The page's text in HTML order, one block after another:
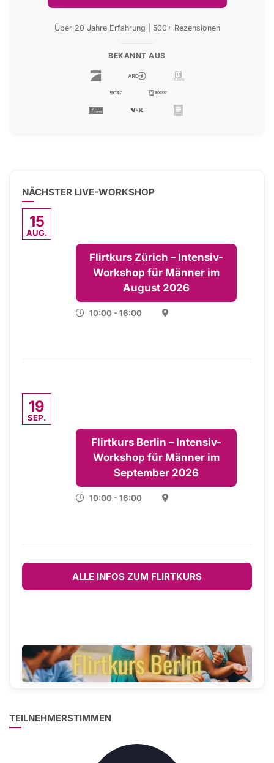
Über 20 Jahre Erfahrung | 500+ Rezensionen
BEKANNT AUS
NÄCHSTER LIVE-WORKSHOP
15
AUG.
Flirtkurs Zürich – Intensiv-
Workshop für Männer im
August 2026
10:00 - 16:00
19
SEP.
Flirtkurs Berlin – Intensiv-
Workshop für Männer im
September 2026
10:00 - 16:00
ALLE INFOS ZUM FLIRTKURS
TEILNEHMERSTIMMEN